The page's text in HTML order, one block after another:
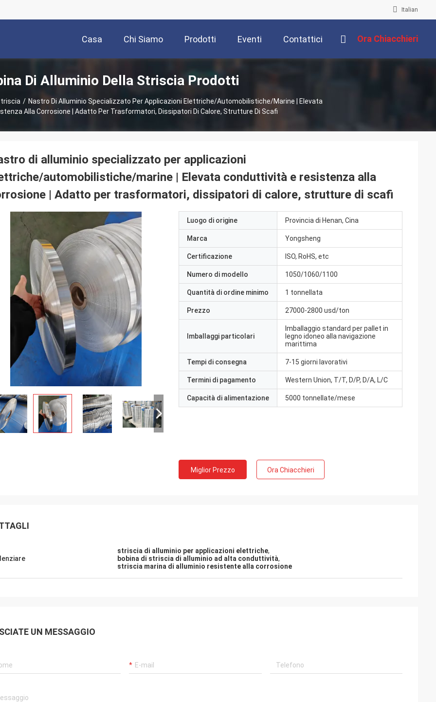
Italian
Casa Chi Siamo Prodotti Eventi Contattici Ora Chiacchieri
Di Alluminio Della Striscia Prodotti
/ Nastro Di Alluminio Specializzato Per Applicazioni Elettriche/automobilistiche/marine | Elevata
Alla Corrosione | Adatto Per Trasformatori, Dissipatori Di Calore, Strutture Di Scafi
di alluminio specializzato per applicazioni
automobilistiche/marine | Elevata conduttività e resistenza alla
| Adatto per trasformatori, dissipatori di calore, strutture di scafi
Luogo di origine Provincia di Henan, Cina
Marca Yongsheng
Certificazione ISO, RoHS, etc
Numero di modello 1050/1060/1100
Quantità di ordine minimo 1 tonnellata
Prezzo 27000-2800 usd/ton
Imballaggi particolari
Imballaggio standard per pallet in
legno idoneo alla navigazione
marittima
Tempi di consegna 7-15 giorni lavorativi
Termini di pagamento Western Union, T/T, D/P, D/A, L/C
Capacità di alimentazione 5000 tonnellate/mese
Miglior Prezzo Ora Chiacchieri
striscia di alluminio per applicazioni elettriche,
bobina di striscia di alluminio ad alta conduttività,
striscia marina di alluminio resistente alla corrosione
UN MESSAGGIO